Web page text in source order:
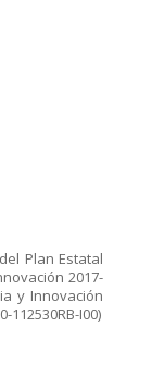
Plan Estatal
2017-
y Innovación
I00)